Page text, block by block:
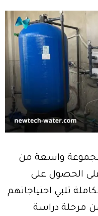
واسعة من
الحصول على
تلبي احتياجاتهم
مرحلة دراسة